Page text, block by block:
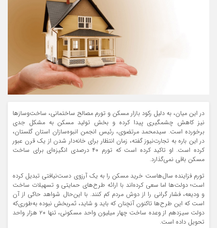
در این میان، به دلیل رکود بازار مسکن و تورم مصالح ساختمانی، ساخت‌وسازها
نیز کاهش چشمگیری پیدا کرده و بخش تولید مسکن به مشکل جدی
برخورده است. سیدمحمد مرتضوی، رئیس انجمن انبوه‌سازان استان گلستان،
در این باره به تجارت‌نیوز گفته، زمان انتظار برای خانه‌دار شدن از یک قرن عبور
کرده است. او تاکید کرده است که تورم ۴۰ درصدی انگیزه‌ای برای ساخت
مسکن باقی نمی‌گذارد.
تورم فزاینده سال‌هاست خرید مسکن را به یک آرزوی دست‌نیافتی تبدیل کرده
است؛ دولت‌ها اما سعی کرده‌اند با ارائه طرح‌های حمایتی و تسهیلات ساخت
و ودیعه، فشار گرانی را از دوش مردم کم کنند. با این‌حال شواهد حاکی از آن
است که این طرح‌ها تاکنون آنچنان که باید و شاید، ثمربخش نبوده به‌طوری‌که
دولت سیزدهم از وعده ساخت چهار میلیون واحد مسکونی، تنها ۲۰ هزار واحد
تحویل داده است.